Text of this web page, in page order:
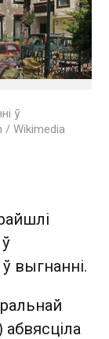
ў
/ Wikimedia
выгнанні.